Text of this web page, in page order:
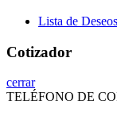
Lista de Deseos
Cotizador
cerrar
TELÉFONO DE